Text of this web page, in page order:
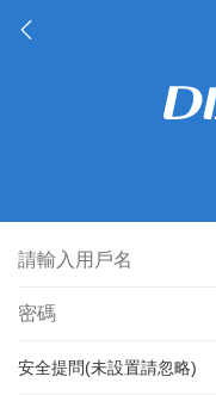
安全提問(未設置請忽略)